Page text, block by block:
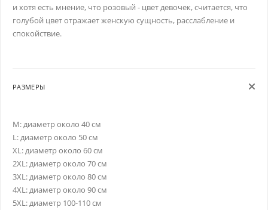
и хотя есть мнение, что розовый - цвет девочек, считается, что
голубой цвет отражает женскую сущность, расслабление и
спокойствие.
РАЗМЕРЫ
M: диаметр около 40 см
L: диаметр около 50 см
XL: диаметр около 60 см
2XL: диаметр около 70 см
3XL: диаметр около 80 см
4XL: диаметр около 90 см
5XL: диаметр 100-110 см